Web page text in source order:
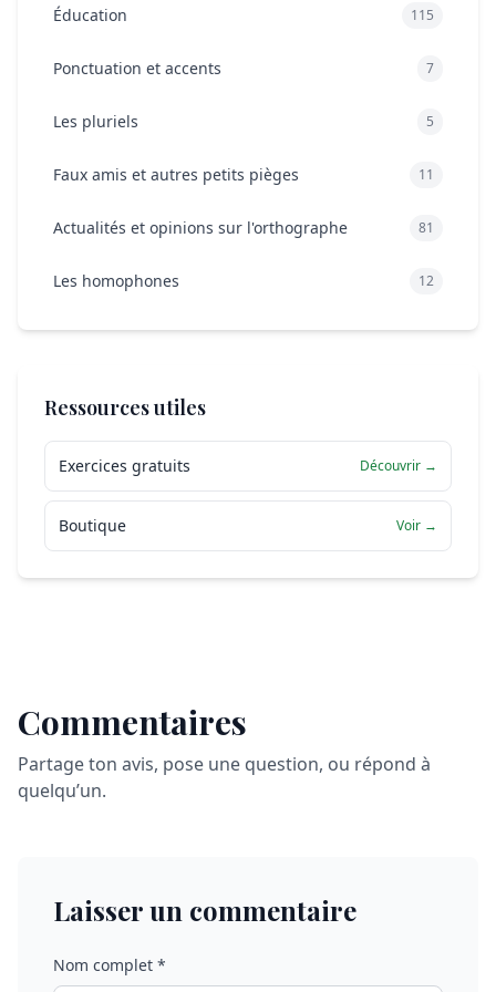
Éducation 115
Ponctuation et accents 7
Les pluriels 5
Faux amis et autres petits pièges 11
Actualités et opinions sur l'orthographe 81
Les homophones 12
Ressources utiles
Exercices gratuits Découvrir →
Boutique Voir →
Commentaires
Partage ton avis, pose une question, ou répond à
quelqu’un.
Laisser un commentaire
Nom complet *